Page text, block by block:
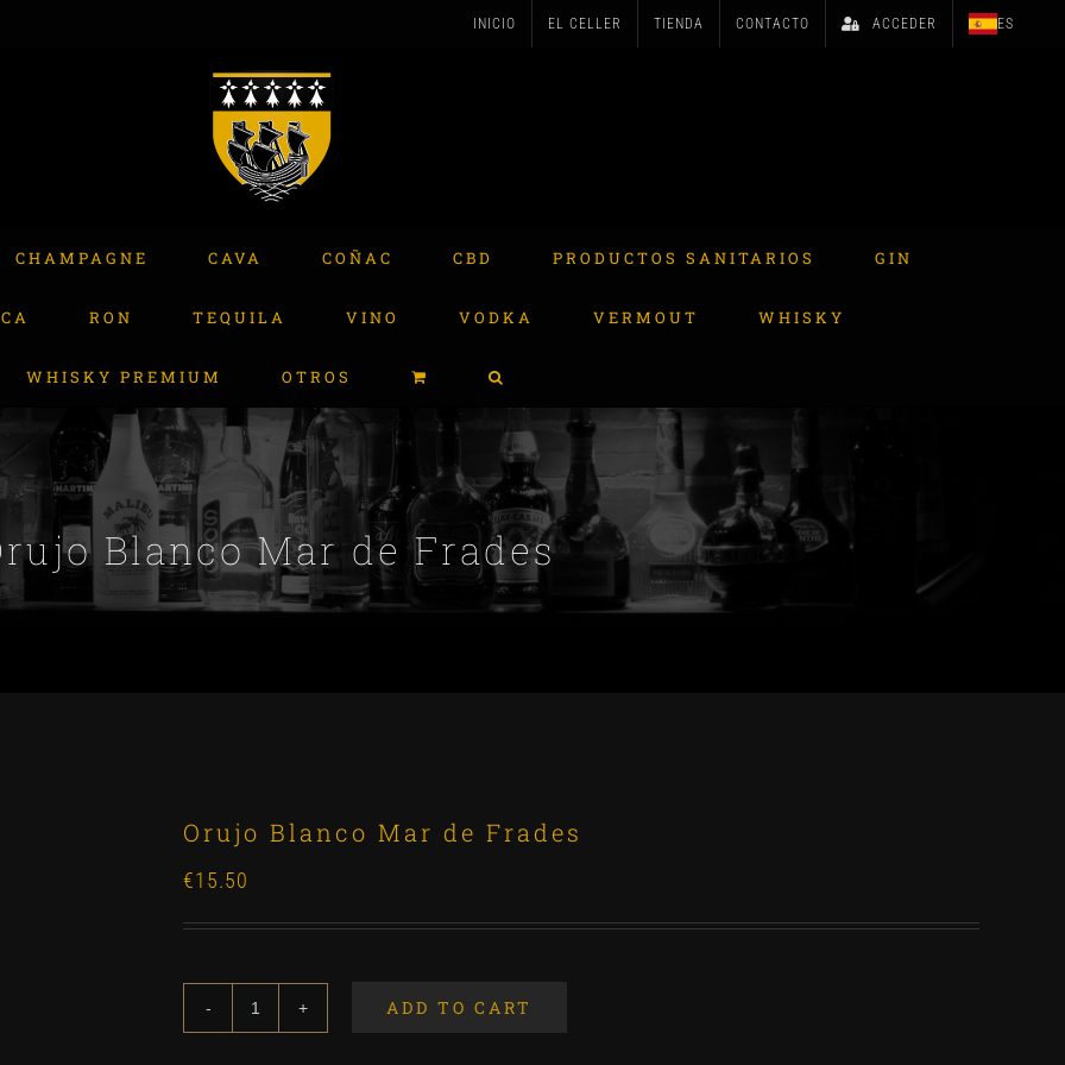
INICIO EL CELLER TIENDA CONTACTO ACCEDER ES
CHAMPAGNE CAVA COÑAC CBD PRODUCTOS SANITARIOS GIN
RON TEQUILA VINO VODKA VERMOUT WHISKY
WHISKY PREMIUM OTROS
Blanco Mar de Frades
Orujo Blanco Mar de Frades
€15.50
ADD TO CART